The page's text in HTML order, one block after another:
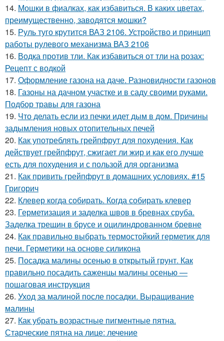
14. Мошки в фиалках, как избавиться. В каких цветах,
преимущественно, заводятся мошки?
15. Руль туго крутится ВАЗ 2106. Устройство и принцип
работы рулевого механизма ВАЗ 2106
16. Водка против тли. Как избавиться от тли на розах:
Рецепт с водкой
17. Оформление газона на даче. Разновидности газонов
18. Газоны на дачном участке и в саду своими руками.
Подбор травы для газона
19. Что делать если из печки идет дым в дом. Причины
задымления новых отопительных печей
20. Как употреблять грейпфрут для похудения. Как
действует грейпфрут, сжигает ли жир и как его лучше
есть для похудения и с пользой для организма
21. Как привить грейпфрут в домашних условиях. #15
Григорич
22. Клевер когда собирать. Когда собирать клевер
23. Герметизация и заделка швов в бревнах сруба.
Заделка трещин в брусе и оцилиндрованном бревне
24. Как правильно выбрать термостойкий герметик для
печи. Герметики на основе силикона
25. Посадка малины осенью в открытый грунт. Как
правильно посадить саженцы малины осенью —
пошаговая инструкция
26. Уход за малиной после посадки. Выращивание
малины
27. Как убрать возрастные пигментные пятна.
Старческие пятна на лице: лечение